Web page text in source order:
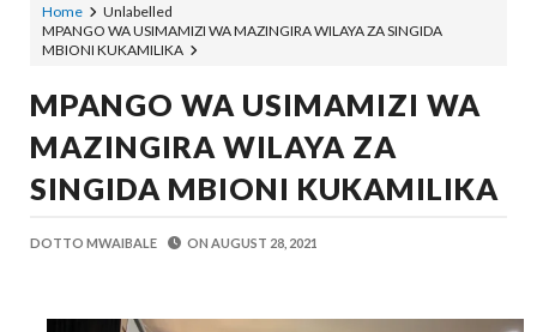
Nilishikilia Cheo Kile Kile Kwa Miaka
Niliteswa Na Ndoto Za Kutisha Usiku,
Zawadi -Aug 08 2026
Nilinusurika Jela Kwa Dhuluma, Mpaka
Zawadi- Aug 08 2026
OKULY BLOG-Aug 08 2026
Home
Unlabelled
MPANGO WA USIMAMIZI WA MAZINGIRA WILAYA ZA SINGIDA
MBIONI KUKAMILIKA
MPANGO WA USIMAMIZI WA
MAZINGIRA WILAYA ZA
SINGIDA MBIONI KUKAMILIKA
DOTTO MWAIBALE ON AUGUST 28, 2021